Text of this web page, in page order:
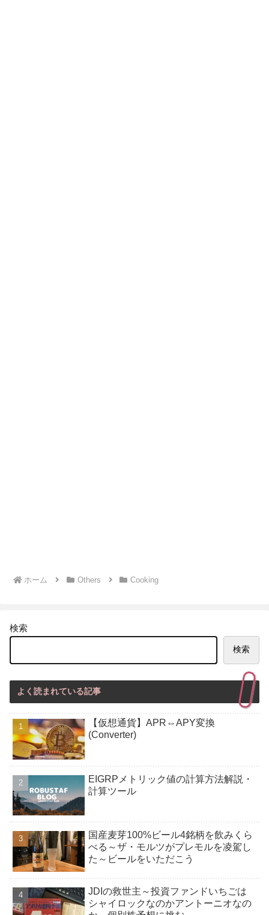
ホーム Others Cooking
検索
検索
よく読まれている記事
【仮想通貨】APR⇔APY変換
(Converter)
EIGRPメトリック値の計算方法解説・
計算ツール
国産麦芽100%ビール4銘柄を飲みくら
べる～ザ・モルツがプレモルを凌駕し
た～ビールをいただこう
JDIの救世主～投資ファンドいちごは
シャイロックなのかアントーニオなの